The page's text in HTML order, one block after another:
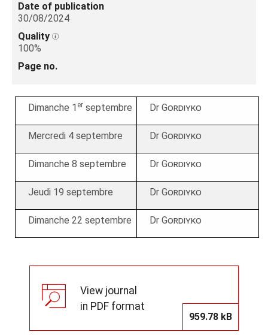
Date of publication
30/08/2024
Quality
100%
Page no.
Dimanche 1 erseptembre DrGordiyko
Mercredi 4 septembre DrGordiyko
Dimanche 8 septembre DrGordiyko
Jeudi 19 septembre DrGordiyko
Dimanche 22 septembre DrGordiyko
View journal
in PDF format
959.78 kB